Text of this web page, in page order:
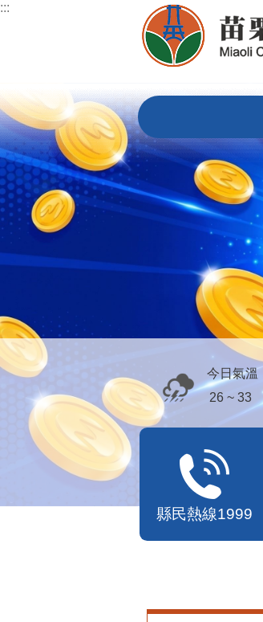
跳到主要內容區塊
:::
今日氣溫
26 ~ 33
縣民熱線1999